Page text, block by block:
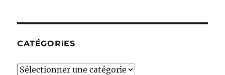
CATÉGORIES
Catégories